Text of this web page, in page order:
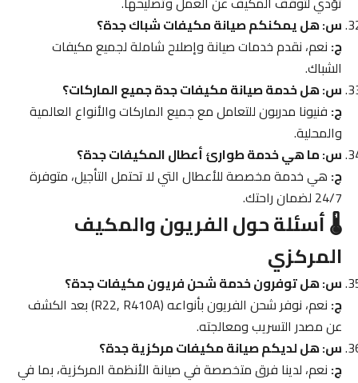
س: هل يمكنكم صيانة مكيفات شباك جدة؟
ج: نعم، نقدم خدمات صيانة وإصلاح شاملة لجميع مكيفات
الشباك.
س: هل خدمة صيانة مكيفات جدة جميع الماركات؟
ج: فنيونا مدربون للتعامل مع جميع الماركات والأنواع العالمية
والمحلية.
س: ما هي خدمة طوارئ أعطال المكيفات جدة؟
ج: هي خدمة مخصصة للأعطال التي لا تحتمل التأجيل، متوفرة
24/7 لضمان راحتك.
🌡️ أسئلة حول الفريون والمكيف
المركزي
س: هل توفرون خدمة شحن فريون مكيفات جدة؟
ج:
نعم، نوفر شحن الفريون بأنواعه (R22, R410A) بعد الكشف
عن مصدر التسريب ومعالجته.
س: هل لديكم صيانة مكيفات مركزية جدة؟
ج: نعم، لدينا فرق متخصصة في صيانة الأنظمة المركزية، بما في